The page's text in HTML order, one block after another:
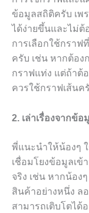
ข้อมูลสถิติครับ เพ
ได้ง่ายขึ้นและไม่ต้
การเลือกใช้กรา
ครับ เช่น หากต้อง
กราฟแท่ง แต่ถ้าต้
ควรใช้กราฟเส้นค
2. เล่าเรื่องจากข้อ
พี่แนะนำให้น้องๆ
เชื่อมโยงข้อมูลเ
จริง เช่น หากน้อง
สินค้าอย่างหนึ่ง ล
สามารถเติบโตได้